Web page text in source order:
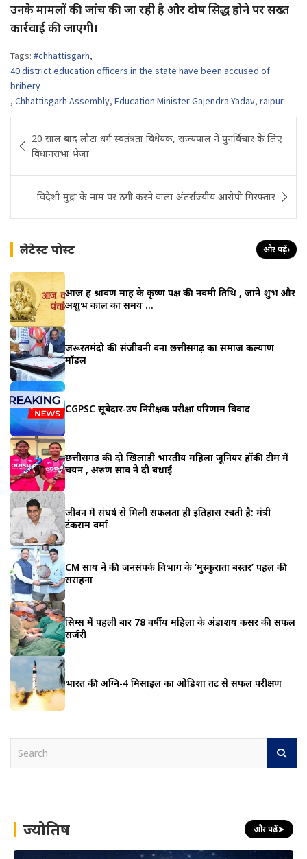
उनके मामलों की जांच की जा रही है और दोष सिद्ध होने पर सख्त
कार्रवाई की जाएगी।
Tags: #chhattisgarh,
40 district education officers in the state have been accused of
bribery
, Chhattisgarh Assembly, Education Minister Gajendra Yadav, raipur
navigation
20 साल बाद लौटा धर्म स्वतंत्रता विधेयक, राज्यपाल ने पुनर्विचार के लिए
विधानसभा भेजा
विदेशी मुद्रा के नाम पर ठगी करने वाला अंतर्राज्यीय आरोपी गिरफ्तार
लेटेस्ट पोस्ट और पढ़ें›
आज हैं श्रावण माह के कृष्ण पक्ष की नवमी तिथि , जाने शुभ और
अशुभ काल का समय …
जरूरतमंदो की संजीवनी बना छत्तीसगढ़ का समाज कल्याण
मॉडल
CGPSC सूबेदार-उप निरीक्षक परीक्षा परिणाम विवाद
छत्तीसगढ़ की दो खिलाड़ी भारतीय महिला जूनियर हॉकी टीम में
चयन , अरुण साव ने दी बधाई
जीवन में संघर्ष से मिली सफलता ही इतिहास रचती है: मंत्री
टंकराम वर्मा
CM साय ने की जनसंपर्क विभाग के ‘मुस्कुराता बस्तर’ पहल की
सराहना
सिम्स में पहली बार 78 वर्षीय महिला के अंडाशय कैंसर की सफल
सर्जरी
भारत की अग्नि-4 मिसाइल का ओडिशा तट से सफल परीक्षण
h ज्योतिष और पढ़ें➤